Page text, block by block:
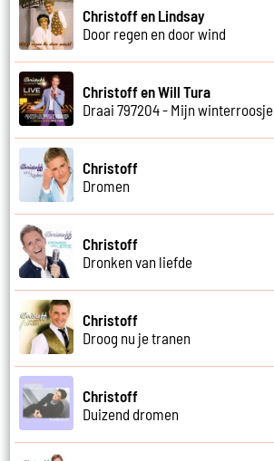
Christoff en Lindsay
Door regen en door wind
Christoff en Will Tura
Draai 797204 - Mijn winterroosje
Christoff
Dromen
Christoff
Dronken van liefde
Christoff
Droog nu je tranen
Christoff
Duizend dromen